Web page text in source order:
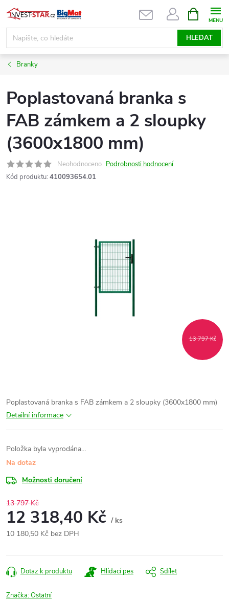
Přejít
na
obsah
HLEDAT
NÁKUPNÍ
KOŠÍK
Branky
Poplastovaná branka s
FAB zámkem a 2 sloupky
(3600x1800 mm)
Neohodnoceno Podrobnosti hodnocení
Kód produktu: 410093654.01
13 797 Kč
Poplastovaná branka s FAB zámkem a 2 sloupky (3600x1800 mm)
Detailní informace
Položka byla vyprodána…
Na dotaz
Možnosti doručení
13 797 Kč
12 318,40 Kč / ks
10 180,50 Kč bez DPH
cena:
Dotaz k produktu Hlídací pes Sdílet
Značka:Ostatní